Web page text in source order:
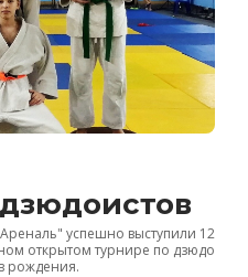
успешно выступили 12
открытом турнире по дзюдо
рождения.